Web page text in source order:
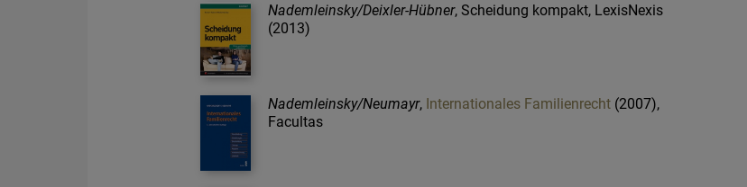
Nademleinsky/Deixler-Hübner, Scheidung kompakt, LexisNexis
(2013)
Nademleinsky/Neumayr, Internationales Familienrecht (2007),
Facultas